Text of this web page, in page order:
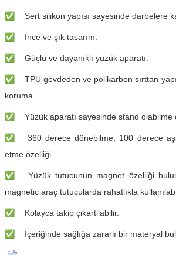
✅ Sert silikon yapısı sayesinde darbelere
✅ İnce ve şık tasarım.
✅ Güçlü ve dayanıklı yüzük aparatı.
✅ TPU gövdeden ve polikarbon sırttan
koruma.
✅ Yüzük aparatı sayesinde stand olabilme
✅ 360 derece dönebilme, 100 derece
etme özelliği.
✅Yüzük tutucunun magnet özelliği
magnetic araç tutucularda rahatlıkla
✅ Kolayca takip çikartilabilir.
✅ İçeriğinde sağlığa zararlı bir materyal